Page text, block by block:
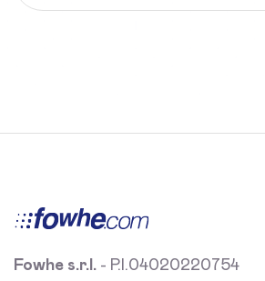
Fowhe s.r.l. - P.I.04020220754